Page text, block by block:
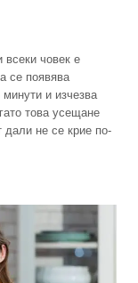
всеки човек е
се появява
и изчезва
това усещане
дали не се крие по-